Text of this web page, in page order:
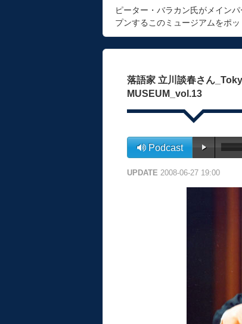
ピーター・バラカン氏がメイン
プンするこのミュージアムをポ
落語家 立川談春さん
MUSEUM_vol.13
Podcast
UPDATE 2008-06-27 19:00